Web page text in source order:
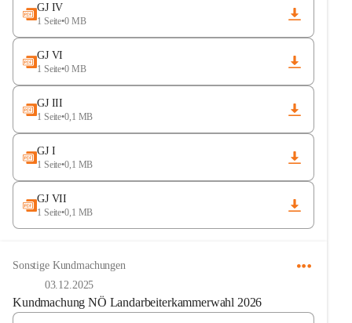
GJ IV
1 Seite•0 MB
GJ VI
1 Seite•0 MB
GJ III
1 Seite•0,1 MB
GJ I
1 Seite•0,1 MB
GJ VII
1 Seite•0,1 MB
Sonstige Kundmachungen
03.12.2025
Kundmachung NÖ Landarbeiterkammerwahl 2026